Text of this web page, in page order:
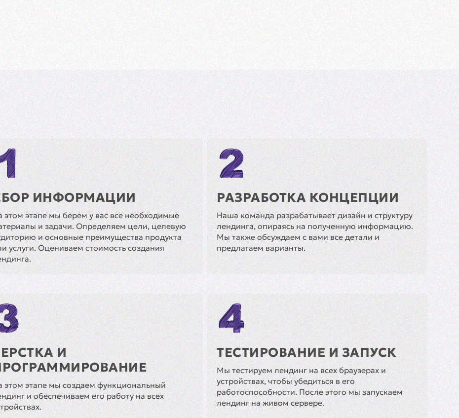
ИНФОРМАЦИИ
этом этапе мы берем у вас все необходимые
и задачи. Определяем цели, целевую
и основные преимущества продукта
услуги. Оцениваем стоимость создания
РАЗРАБОТКА КОНЦЕПЦИИ
Наша команда разрабатывает дизайн и структуру
лендинга, опираясь на полученную информацию.
Мы также обсуждаем с вами все детали и
предлагаем варианты.
И
этом этапе мы создаем функциональный
и обеспечиваем его работу на всех
ТЕСТИРОВАНИЕ И ЗАПУСК
Мы тестируем лендинг на всех браузерах и
устройствах, чтобы убедиться в его
работоспособности. После этого мы запускаем
лендинг на живом сервере.